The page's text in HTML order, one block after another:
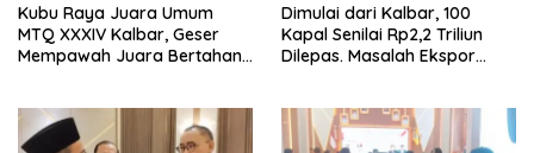
Kubu Raya Juara Umum
MTQ XXXIV Kalbar, Geser
Mempawah Juara Bertahan
Dimulai dari Kalbar, 100
Kapal Senilai Rp2,2 Triliun
Dilepas. Masalah Ekspor